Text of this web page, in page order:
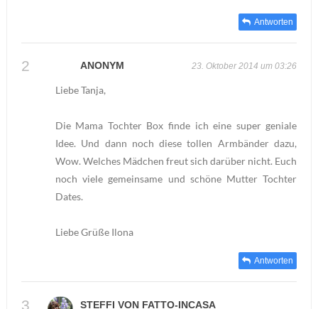
Antworten
ANONYM 23. Oktober 2014 um 03:26
Liebe Tanja,
Die Mama Tochter Box finde ich eine super geniale
Idee. Und dann noch diese tollen Armbänder dazu,
Wow. Welches Mädchen freut sich darüber nicht. Euch
noch viele gemeinsame und schöne Mutter Tochter
Dates.
Liebe Grüße Ilona
Antworten
STEFFI VON FATTO-INCASA